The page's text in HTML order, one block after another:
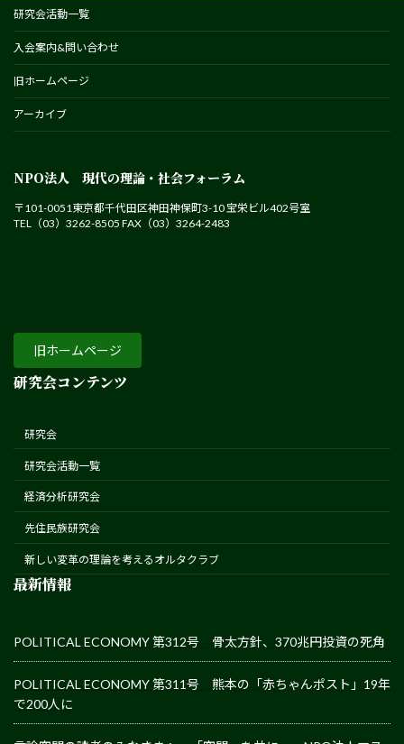
研究会活動一覧
入会案内&問い合わせ
旧ホームページ
アーカイブ
NPO法人 現代の理論・社会フォーラム
〒101-0051東京都千代田区神田神保町3-10 宝栄ビル402号室
TEL（03）3262-8505 FAX（03）3264-2483
旧ホームページ
研究会コンテンツ
研究会
研究会活動一覧
経済分析研究会
先住民族研究会
新しい変革の理論を考えるオルタクラブ
最新情報
POLITICAL ECONOMY 第312号 骨太方針、370兆円投資の死角
POLITICAL ECONOMY 第311号 熊本の「赤ちゃんポスト」19年
で200人に